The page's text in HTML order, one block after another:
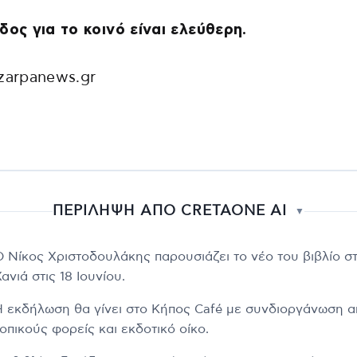
για το κοινό είναι ελεύθερη.
ΠΕΡΙΛΗΨΗ ΑΠΟ CRETAONE AI ▼
Νίκος Χριστοδουλάκης παρουσιάζει το νέο του βιβλίο
στις 18 Ιουνίου.
εκδήλωση θα γίνει στο Κήπος Café με συνδιοργάνωση
φορείς και εκδοτικό οίκο.